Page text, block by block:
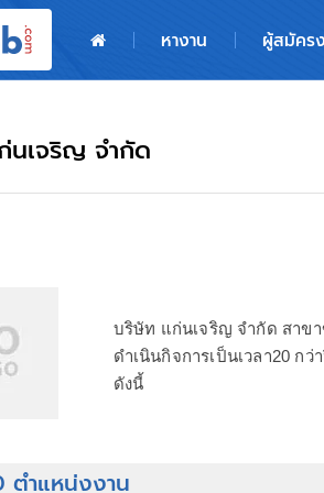
หางาน ผู้สมัคร
เจริญ จำกัด
บริษัท แก่นเจริญ จำกัด สาข
ดำเนินกิจการเป็นเวลา20 ก
ดังนี้
ตำแหน่งงาน